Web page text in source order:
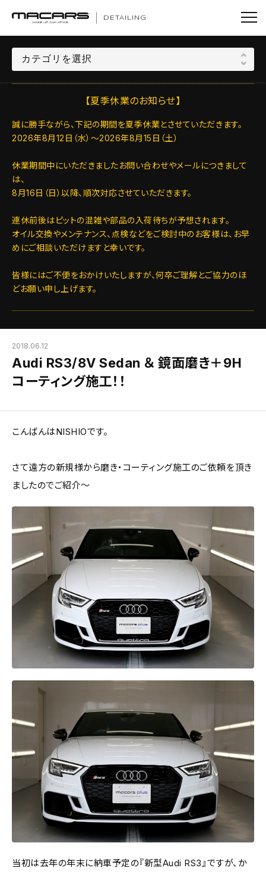
DETAILING
【夏季休業のお知らせ】
誠に勝手ながら、下記の期間を夏季休業とさせていただきます。
2026年8月12日（水）～2026年8月15日（土）
休業期間中にいただきましたお問い合わせやメールにつきまして
は、
8月16日（日）以降、順次対応させていただきます。
連休前後はピットの混雑や部品の入荷待ちが予想されます。
オイル交換やメンテナンス、点検などをご検討中のお客様は、お早
めにご相談いただけますと幸いです。
皆様にはご不便をおかけいたしますが、何卒ご理解とご協力のほ
どお願い申し上げます。
2018.06.12
Audi RS3/8V Sedan ＆ 鏡面磨き＋9H
コーティング施工！！
こんばんはNISHIOです。
さて遠方の新規様から磨き・コーティング施工のご依頼を頂き
ましたのでご紹介～
当初は去年の年末に納車予定の『新型Audi RS3』ですが、か